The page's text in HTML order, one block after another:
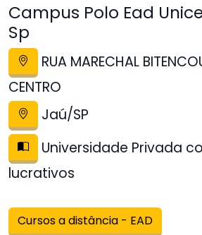
Campus Polo Ead
Sp
RUA MARECHAL
CENTRO
Jaú/SP
Universidade Privada
lucrativos
Cursos a distância - EAD